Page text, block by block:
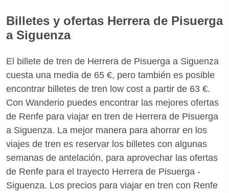
Billetes y ofertas Herrera de Pisuerga
a Siguenza
El billete de tren de Herrera de Pisuerga a Siguenza
cuesta una media de 65 €, pero también es posible
encontrar billetes de tren low cost a partir de 63 €.
Con Wanderio puedes encontrar las mejores ofertas
de Renfe para viajar en tren de Herrera de Pisuerga
a Siguenza. La mejor manera para ahorrar en los
viajes de tren es reservar los billetes con algunas
semanas de antelación, para aprovechar las ofertas
de Renfe para el trayecto Herrera de Pisuerga -
Siguenza. Los precios para viajar en tren con Renfe